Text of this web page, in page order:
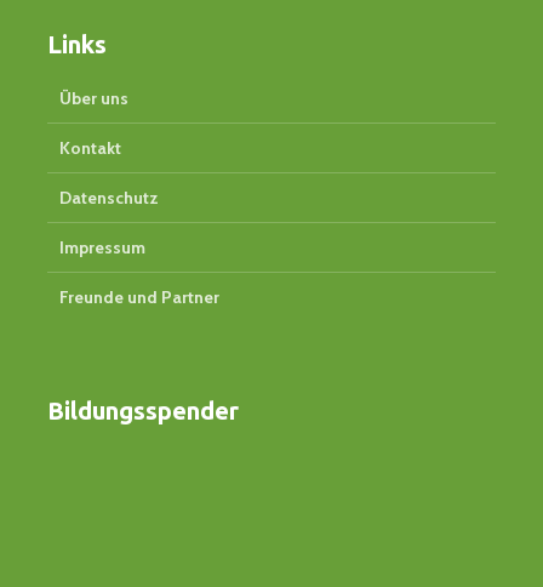
Links
Über uns
Kontakt
Datenschutz
Impressum
Freunde und Partner
Bildungsspender